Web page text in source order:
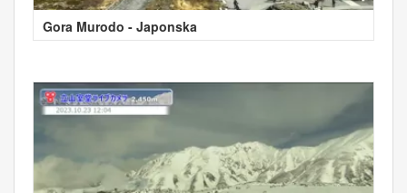
Gora Murodo - Japonska